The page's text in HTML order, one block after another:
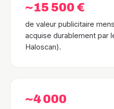
~15 500 €
de valeur publicitaire
acquise durablement par
Haloscan).
~4 000